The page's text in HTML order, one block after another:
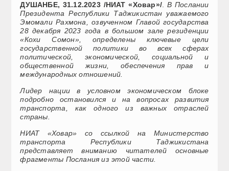
ДУШАНБЕ, 31.12.2023 /НИАТ «Ховар»/. В Послании
Президента Республики Таджикистан уважаемого
Эмомали Рахмона, озвученном Главой государства
28 декабря 2023 года в большом зале резиденции
«Кохи Сомон», определены ключевые цели
государственной политики во всех сферах
политической, экономической, социальной и
общественной жизни, обеспечения прав и
международных отношений.
Лидер нации в условном экономическом блоке
подробно остановился и на вопросах развития
транспорта, как одного из важных отраслей
страны.
НИАТ «Ховар» со ссылкой на Министерство
транспорта Республики Таджикистана
представляет вниманию читателей основные
фрагменты Послания из этой части.